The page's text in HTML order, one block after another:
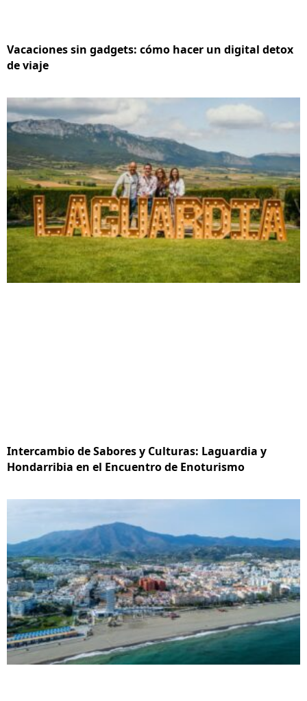
Vacaciones sin gadgets: cómo hacer un digital detox
de viaje
Intercambio de Sabores y Culturas: Laguardia y
Hondarribia en el Encuentro de Enoturismo